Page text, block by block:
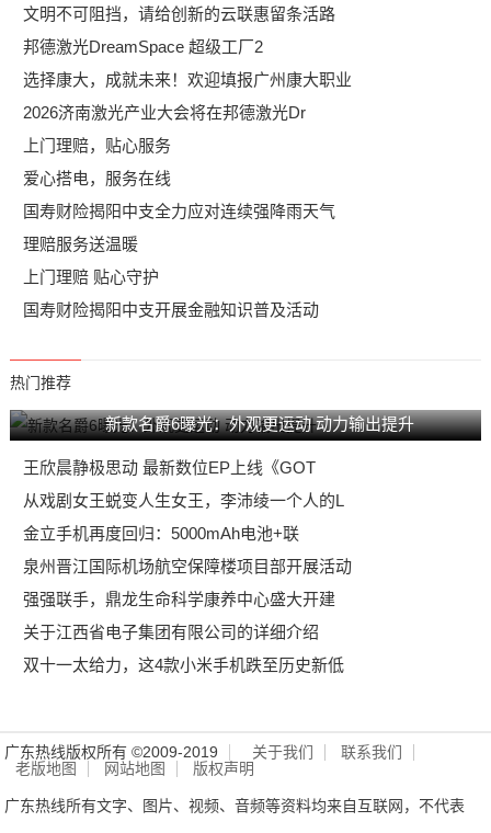
文明不可阻挡，请给创新的云联惠留条活路
邦德激光DreamSpace 超级工厂2
选择康大，成就未来！欢迎填报广州康大职业
2026济南激光产业大会将在邦德激光Dr
上门理赔，贴心服务
爱心搭电，服务在线
国寿财险揭阳中支全力应对连续强降雨天气
理赔服务送温暖
上门理赔 贴心守护
国寿财险揭阳中支开展金融知识普及活动
热门推荐
新款名爵6曝光：外观更运动 动力输出提升
王欣晨静极思动 最新数位EP上线《GOT
从戏剧女王蜕变人生女王，李沛绫一个人的L
金立手机再度回归：5000mAh电池+联
泉州晋江国际机场航空保障楼项目部开展活动
强强联手，鼎龙生命科学康养中心盛大开建
关于江西省电子集团有限公司的详细介绍
双十一太给力，这4款小米手机跌至历史新低
广东热线版权所有 ©2009-2019 关于我们
联系我们
老版地图
网站地图 版权声明
广东热线所有文字、图片、视频、音频等资料均来自互联网，不代表